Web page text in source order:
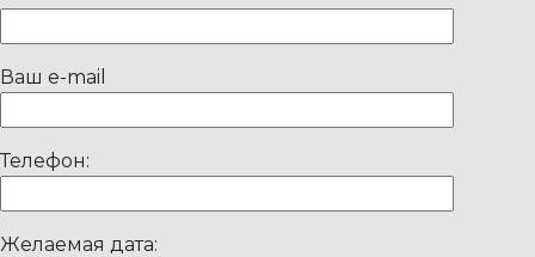
Ваш e-mail
Телефон:
Желаемая дата: